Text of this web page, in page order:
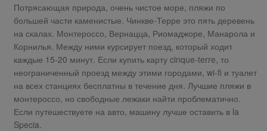
Потрясающая природа, очень чистое море, пляжи по
большей части каменистые. Чинкве-Терре это пять деревень
на скалах. Монтероссо, Вернацца, Риомаджоре, Манарола и
Корнилья. Между ними курсирует поезд, который ходит
каждые 15-20 минут. Если купить карту cinque-terre, то
неограниченный проезд между этими городами, wi-fi и туалет
на всех станциях бесплатны в течение дня. Лучшие пляжи в
монтероссо, но свободные лежаки найти проблематично.
Если путешествуете на авто, машину лучше оставить в la
Specia.